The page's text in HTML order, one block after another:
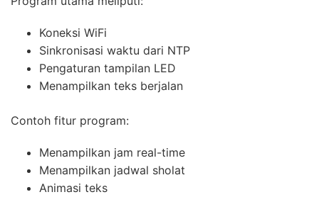
Koneksi WiFi
Sinkronisasi waktu dari NTP
Pengaturan tampilan LED
Menampilkan teks berjalan
Contoh fitur program:
Menampilkan jam real-time
Menampilkan jadwal sholat
Animasi teks